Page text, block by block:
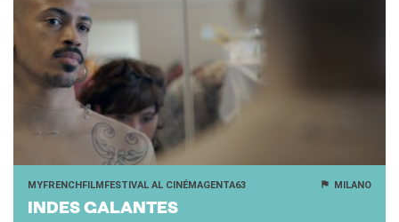
MYFRENCHFILMFESTIVAL AL CINÉMAGENTA63 MILANO
INDES GA­LANTES